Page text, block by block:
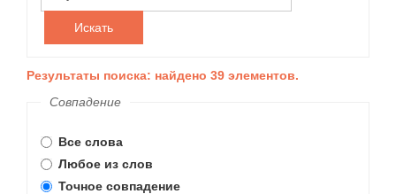
Искать
Результаты поиска: найдено 39 элементов.
Совпадение
Все слова
Любое из слов
Точное совпадение